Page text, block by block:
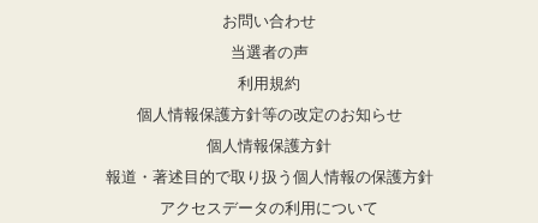
お問い合わせ
当選者の声
利用規約
個人情報保護方針等の改定のお知らせ
個人情報保護方針
報道・著述目的で取り扱う個人情報の保護方針
アクセスデータの利用について